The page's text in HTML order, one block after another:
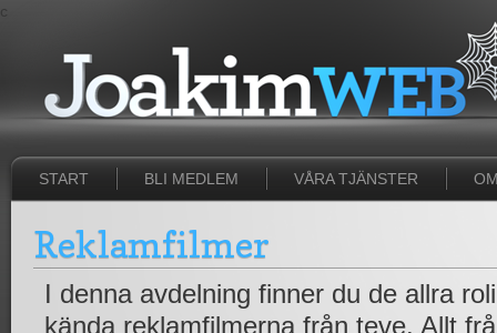
c
START BLI MEDLEM VÅRA TJÄNSTER
Reklamfilmer
I denna avdelning finner du de allra
kända reklamfilmerna från teve. Allt